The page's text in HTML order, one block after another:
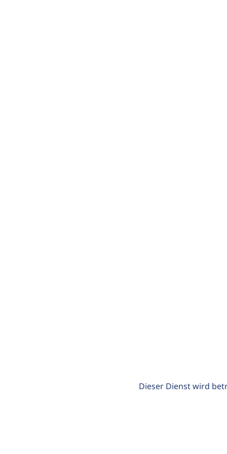
Dieser Dienst wird